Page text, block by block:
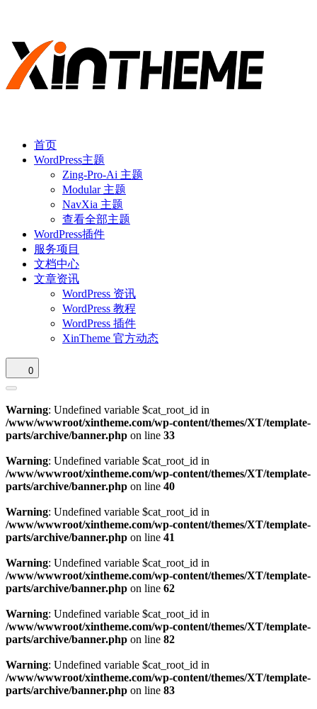
首页
WordPress主题
Zing-Pro-Ai 主题
Modular 主题
NavXia 主题
查看全部主题
WordPress插件
服务项目
文档中心
文章资讯
WordPress 资讯
WordPress 教程
WordPress 插件
XinTheme 官方动态
0
Warning: Undefined variable $cat_root_id in
/www/wwwroot/xintheme.com/wp-content/themes/XT/template-
parts/archive/banner.php on line 33
Warning: Undefined variable $cat_root_id in
/www/wwwroot/xintheme.com/wp-content/themes/XT/template-
parts/archive/banner.php on line 40
Warning: Undefined variable $cat_root_id in
/www/wwwroot/xintheme.com/wp-content/themes/XT/template-
parts/archive/banner.php on line 41
Warning: Undefined variable $cat_root_id in
/www/wwwroot/xintheme.com/wp-content/themes/XT/template-
parts/archive/banner.php on line 62
Warning: Undefined variable $cat_root_id in
/www/wwwroot/xintheme.com/wp-content/themes/XT/template-
parts/archive/banner.php on line 82
Warning: Undefined variable $cat_root_id in
/www/wwwroot/xintheme.com/wp-content/themes/XT/template-
parts/archive/banner.php on line 83